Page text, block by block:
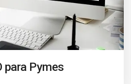
para Pymes